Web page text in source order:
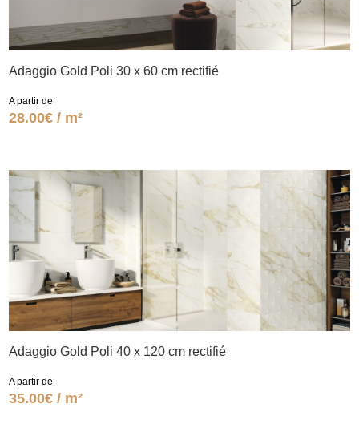
Adaggio Gold Poli 30 x 60 cm rectifié
A partir de
28.00€ / m²
Adaggio Gold Poli 40 x 120 cm rectifié
A partir de
35.00€ / m²